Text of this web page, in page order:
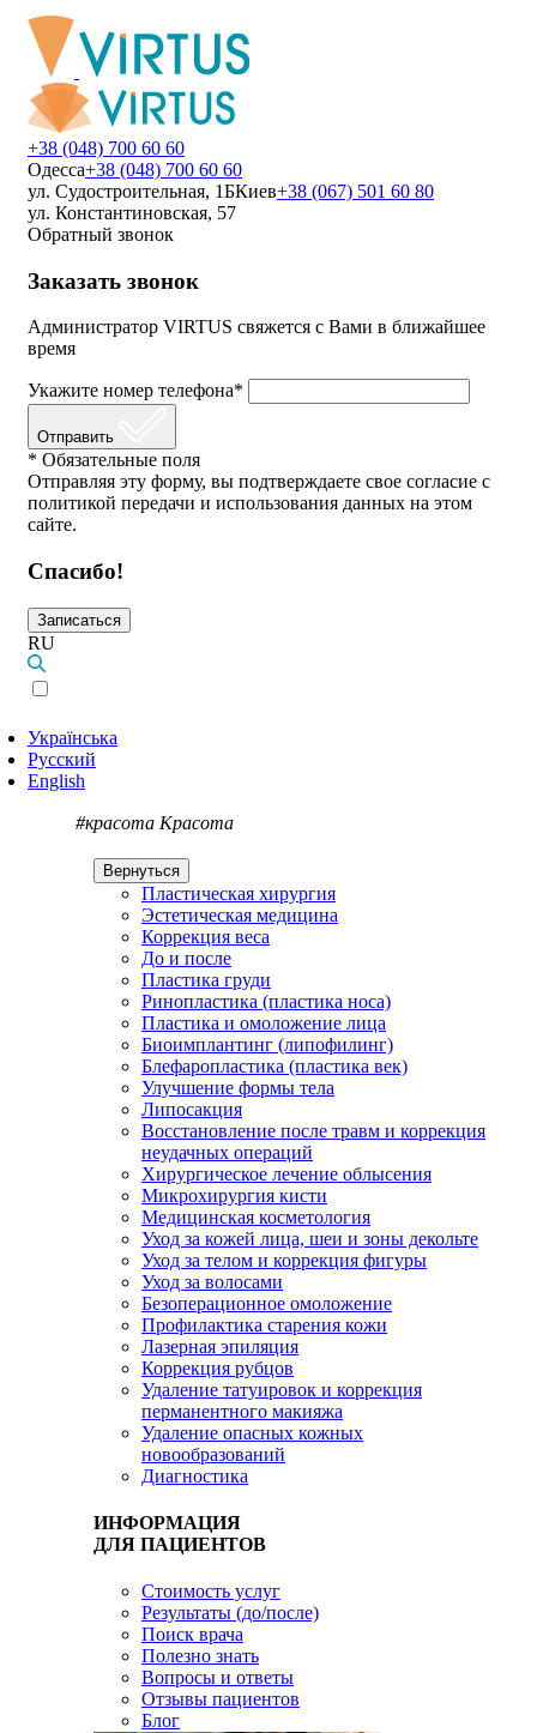
+38 (048) 700 60 60
Одесса+38 (048) 700 60 60
ул. Судостроительная, 1БКиев+38 (067) 501 60 80
ул. Константиновская, 57
Обратный звонок
Заказать звонок
Администратор VIRTUS свяжется с Вами в ближайшее
время
Укажите номер телефона*
Отправить
* Обязательные поля
Отправляя эту форму, вы подтверждаете свое согласие с
политикой передачи и использования данных на этом
сайте.
Спасибо!
Записаться
RU
Українська
Русский
English
#красота Красота
Вернуться
Пластическая хирургия
Эстетическая медицина
Коррекция веса
До и после
Пластика груди
Ринопластика (пластика носа)
Пластика и омоложение лица
Биоимплантинг (липофилинг)
Блефаропластика (пластика век)
Улучшение формы тела
Липосакция
Восстановление после травм и коррекция
неудачных операций
Хирургическое лечение облысения
Микрохирургия кисти
Медицинская косметология
Уход за кожей лица, шеи и зоны декольте
Уход за телом и коррекция фигуры
Уход за волосами
Безоперационное омоложение
Профилактика старения кожи
Лазерная эпиляция
Коррекция рубцов
Удаление татуировок и коррекция
перманентного макияжа
Удаление опасных кожных
новообразований
Диагностика
ИНФОРМАЦИЯ
ДЛЯ ПАЦИЕНТОВ
Стоимость услуг
Результаты (до/после)
Поиск врача
Полезно знать
Вопросы и ответы
Отзывы пациентов
Блог